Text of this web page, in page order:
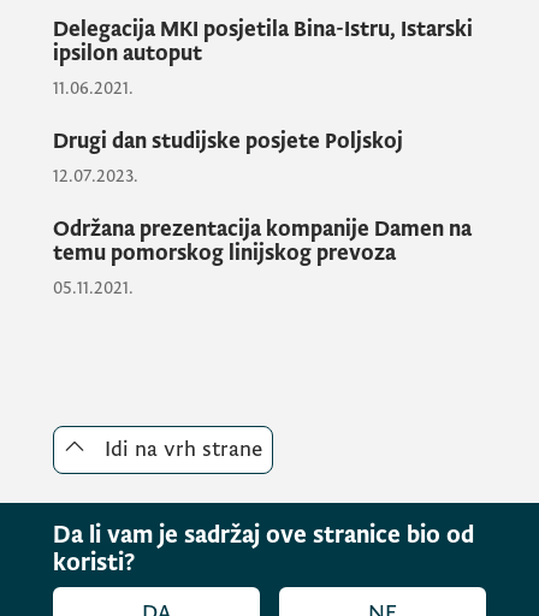
investicija, koji je u okviru svog uvodnog
izlaganja istakao važnost pomorskog sektora
zaCrnu Goru
pomorska država, suočava se s
brojnim izazovima, od potrebe za
unapređenjem položaja pomoraca i
Gori. Garancija progresa i ekonomske
stabilnosti neminovno diktira da je
dostizanju dobrih rezultata na
tržištu, istakao je Latić.
Delegacija MKI posjetila Bina-Istru, Istarski
ipsilon autoput
11.06.2021.
Drugi dan studijske posjete Poljskoj
12.07.2023.
Održana prezentacija kompanije Damen na
temu pomorskog linijskog prevoza
05.11.2021.
Idi na vrh strane
Da li vam je sadržaj ove stranice bio od
koristi?